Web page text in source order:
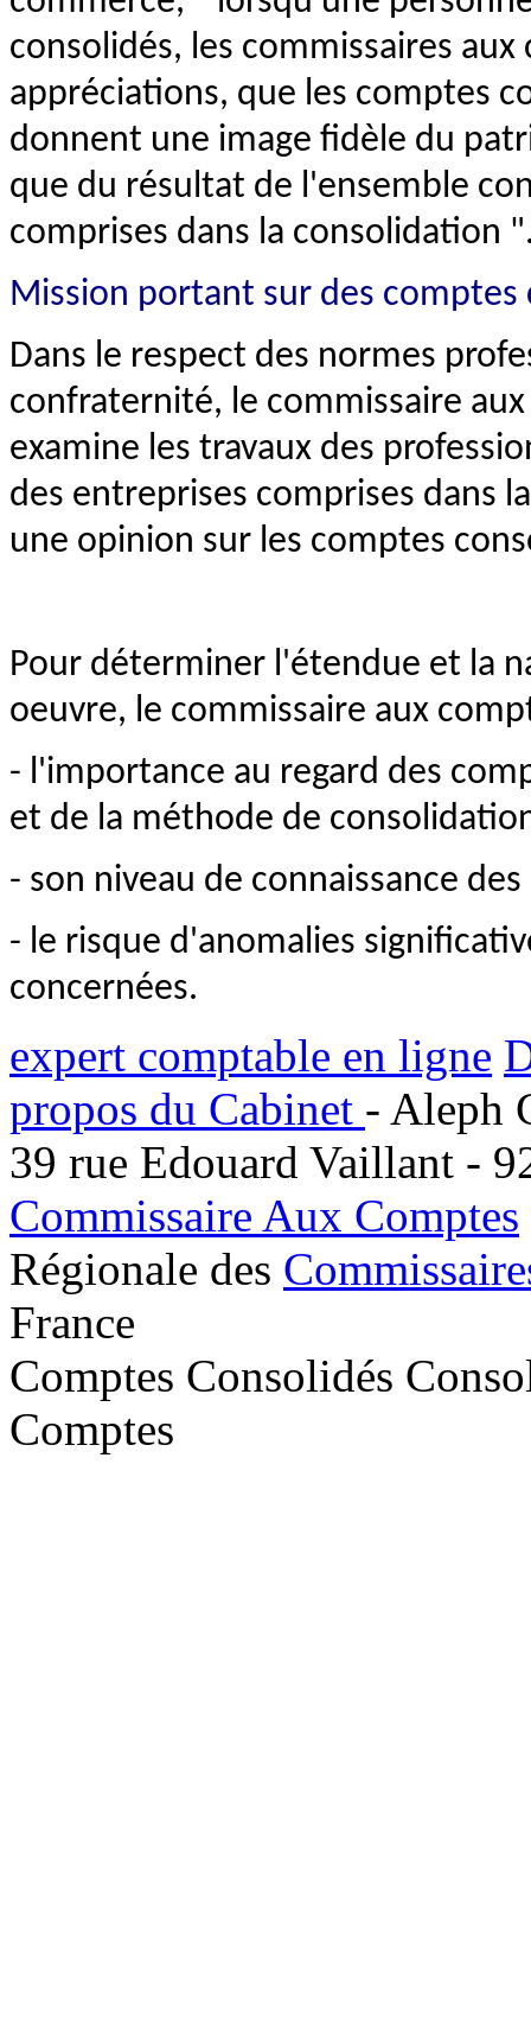
consolidés, les commissaires
appréciations, que les comptes
donnent une image fidèle du
que du résultat de l'ensemble
comprises dans la consolidation
Mission portant sur des comptes
Dans le respect des normes
confraternité, le commissaire
examine les travaux des
des entreprises comprises dans
une opinion sur les comptes
Pour déterminer l'étendue et la
oeuvre, le commissaire aux
- l'importance au regard des
et de la méthode de
- son niveau de connaissance
- le risque d'anomalies
concernées.
expert comptable en ligne
propos du Cabinet - Aleph
39 rue Edouard Vaillant -
Commissaire Aux Comptes
Régionale des
France
Comptes Consolidés
Comptes